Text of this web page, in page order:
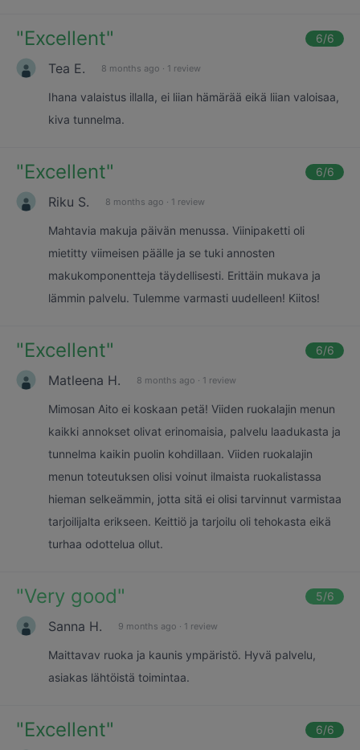
"Excellent" 6/6
Tea E. 8 months ago · 1 review
Ihana valaistus illalla, ei liian hämärää eikä liian valoisaa,
kiva tunnelma.
"Excellent" 6/6
Riku S. 8 months ago · 1 review
Mahtavia makuja päivän menussa. Viinipaketti oli
mietitty viimeisen päälle ja se tuki annosten
makukomponentteja täydellisesti. Erittäin mukava ja
lämmin palvelu. Tulemme varmasti uudelleen! Kiitos!
"Excellent" 6/6
Matleena H. 8 months ago · 1 review
Mimosan Aito ei koskaan petä! Viiden ruokalajin menun
kaikki annokset olivat erinomaisia, palvelu laadukasta ja
tunnelma kaikin puolin kohdillaan. Viiden ruokalajin
menun toteutuksen olisi voinut ilmaista ruokalistassa
hieman selkeämmin, jotta sitä ei olisi tarvinnut varmistaa
tarjoilijalta erikseen. Keittiö ja tarjoilu oli tehokasta eikä
turhaa odottelua ollut.
"Very good" 5/6
Sanna H. 9 months ago · 1 review
Maittavav ruoka ja kaunis ympäristö. Hyvä palvelu,
asiakas lähtöistä toimintaa.
"Excellent" 6/6